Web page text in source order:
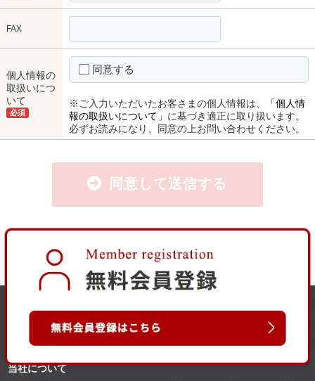
FAX
個人情報の
取扱いにつ
いて
必須
同意する
※ご入力いただいたお客さまの個人情報は、
「個人情
報の取扱いについて」 に基づき適正に取り扱います。
必ずお読みになり、同意の上お問い合わせください。
同意して送信する
当社について